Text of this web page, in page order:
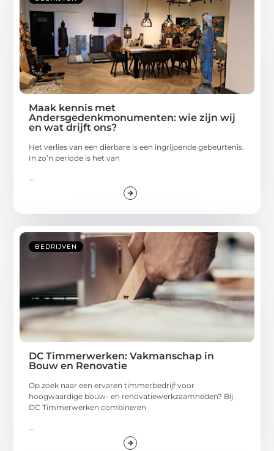
Maak kennis met
Andersgedenkmonumenten: wie zijn wij
en wat drijft ons?
Het verlies van een dierbare is een ingrijpende gebeurtenis.
In zo’n periode is het van
...
BEDRIJVEN
DC Timmerwerken: Vakmanschap in
Bouw en Renovatie
Op zoek naar een ervaren timmerbedrijf voor
hoogwaardige bouw- en renovatiewerkzaamheden? Bij
DC Timmerwerken combineren